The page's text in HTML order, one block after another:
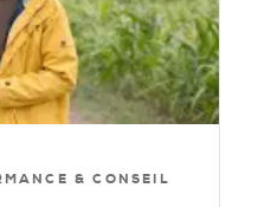
& CONSEIL